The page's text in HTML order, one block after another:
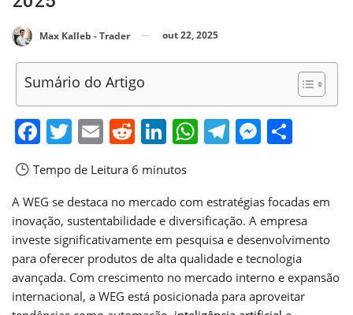
Max Kalleb - Trader out 22, 2025
Sumário do Artigo
Facebook
Twitter
EmailReddit
LinkedIn
WhatsApp
Telegram
Tempo de Leitura 6 minutos
A WEG se destaca no mercado com estratégias focadas em
inovação, sustentabilidade e diversificação. A empresa
investe significativamente em pesquisa e desenvolvimento
para oferecer produtos de alta qualidade e tecnologia
avançada. Com crescimento no mercado interno e expansão
internacional, a WEG está posicionada para aproveitar